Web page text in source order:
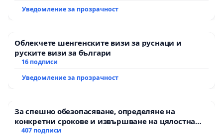
Уведомление за прозрачност
Облекчете шенгенските визи за руснаци и
руските визи за българи
16 подписи
Уведомление за прозрачност
За спешно обезопасяване, определяне на
конкретни срокове и извършване на цялостна
рехабилитация на републиканския път между
407 подписи